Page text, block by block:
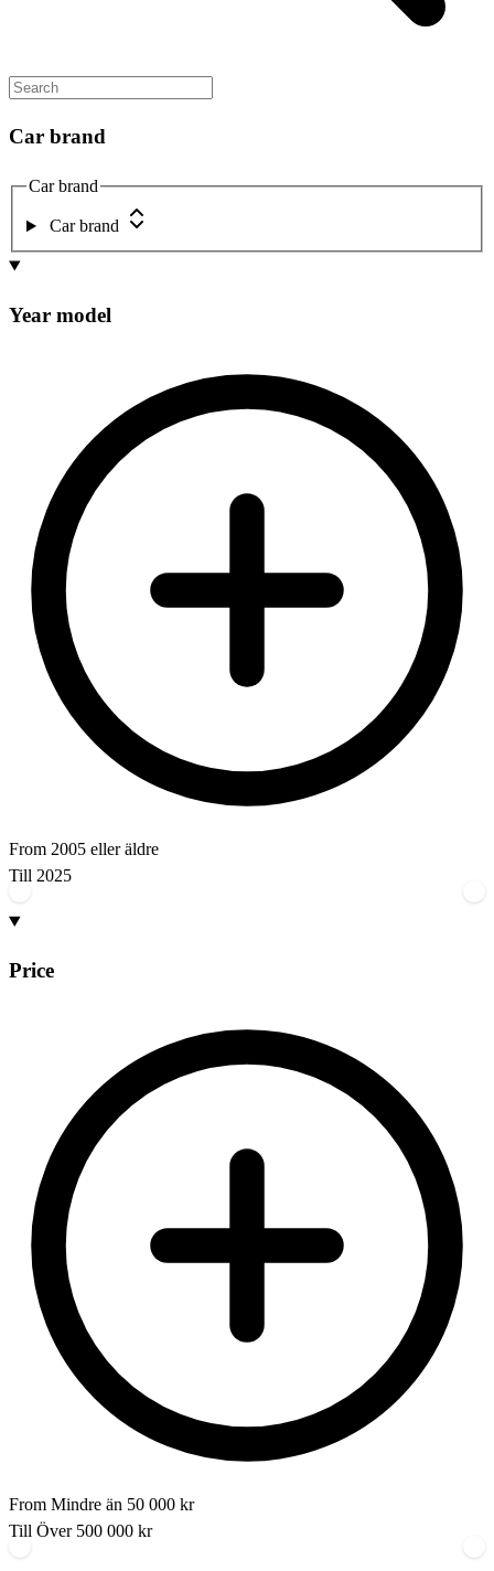
Car brand
Car brand
Car brand
Year model
From 2005 eller äldre
Till 2025
Price
From Mindre än 50 000 kr
Till Över 500 000 kr